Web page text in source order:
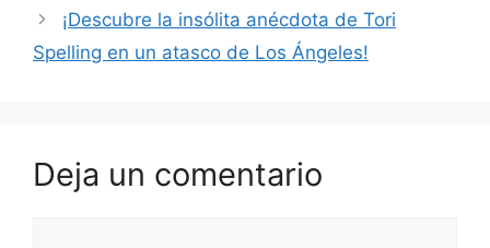
¡Descubre la insólita anécdota de Tori
Spelling en un atasco de Los Ángeles!
Deja un comentario